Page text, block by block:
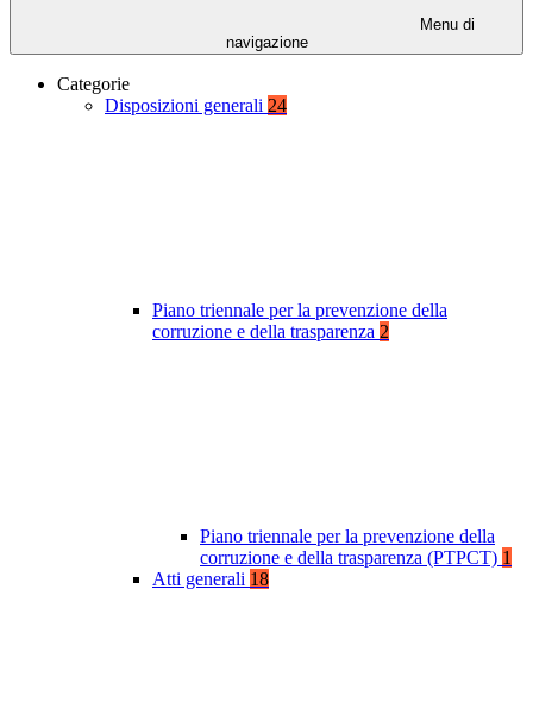
Menu di
navigazione
Categorie
Disposizioni generali 24
Piano triennale per la prevenzione della
corruzione e della trasparenza 2
Piano triennale per la prevenzione della
corruzione e della trasparenza (PTPCT) 1
Atti generali 18